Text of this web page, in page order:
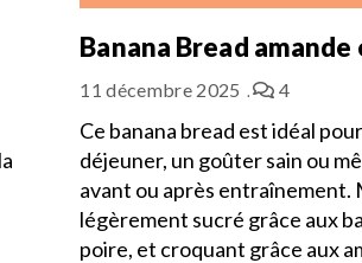
Banana Bread
11 décembre 2025 4
Ce banana bread est idéal
déjeuner, un goûter sain ou
avant ou après entraînement.
légèrement sucré grâce aux
poire, et croquant grâce aux